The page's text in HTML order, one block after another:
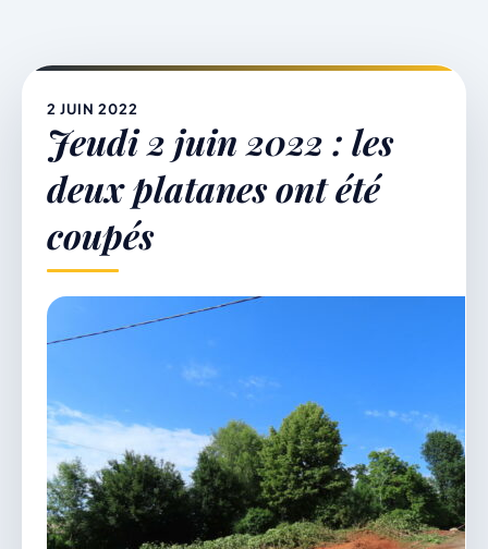
Mairie & Vie municipale
Démarches & Vie pratique
Vie locale & Associations
Découvrir la commune
2 JUIN 2022
Jeudi 2 juin 2022 : les
deux platanes ont été
coupés